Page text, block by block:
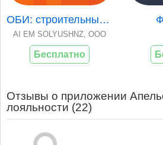
ОБИ: строительный гипермаркет
AI EM SOLYUSHNZ, OOO
Бесплатно
Отзывы о приложении
лояльности (22)